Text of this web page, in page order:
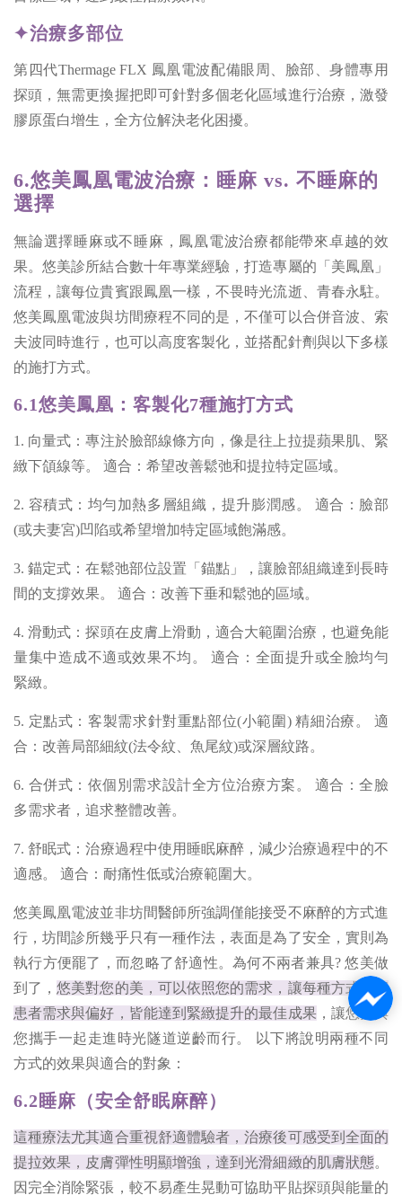
✦治療多部位
第四代Thermage FLX 鳳凰電波配備眼周、臉部、身體專用
探頭，無需更換握把即可針對多個老化區域進行治療，激發
膠原蛋白增生，全方位解決老化困擾。
6.悠美鳳凰電波治療：睡麻 vs. 不睡麻的
選擇
無論選擇睡麻或不睡麻，鳳凰電波治療都能帶來卓越的效
果。悠美診所結合數十年專業經驗，打造專屬的「美鳳凰」
流程，讓每位貴賓跟鳳凰一樣，不畏時光流逝、青春永駐。
悠美鳳凰電波與坊間療程不同的是，不僅可以合併音波、索
夫波同時進行，也可以高度客製化，並搭配針劑與以下多樣
的施打方式。
6.1悠美鳳凰：客製化7種施打方式
1. 向量式 ：專注於臉部線條方向，像是往上拉提蘋果肌、緊
緻下頜線等。 適合：希望改善鬆弛和提拉特定區域。
2. 容積式 ： 均勻加熱多層組織，提升膨潤感。 適合：臉部
(或夫妻宮)凹陷或希望增加特定區域飽滿感。
3. 錨定式 ：在鬆弛部位設置「錨點」，讓臉部組織達到長時
間的支撐效果。 適合：改善下垂和鬆弛的區域。
4. 滑動式 ：探頭在皮膚上滑動，適合大範圍治療，也避免能
量集中造成不適或效果不均。 適合：全面提升或全臉均勻
緊緻。
5. 定點式 ：客製需求針對重點部位(小範圍) 精細治療。 適
合：改善局部細紋(法令紋、魚尾紋)或深層紋路。
6. 合併式 ： 依個別需求設計全方位治療方案。 適合：全臉
多需求者，追求整體改善。
7. 舒眠式 ：治療過程中使用睡眠麻醉，減少治療過程中的不
適感。 適合：耐痛性低或治療範圍大。
悠美鳳凰電波並非坊間醫師所強調僅能接受不麻醉的方式進
行，坊間診所幾乎只有一種作法，表面是為了安全，實則為
執行方便罷了，而忽略了舒適性。為何不兩者兼具? 悠美做
到了，悠美對您的美，可以依照您的需求，讓每種方式根據
患者需求與偏好，皆能達到緊緻提升的最佳成果 ，讓悠美與
您攜手一起走進時光隧道逆齡而行。 以下將說明兩種不同
方式的效果與適合的對象：
6.2睡麻（安全舒眠麻醉）
這種療法尤其適合重視舒適體驗者，治療後可感受到全面的
提拉效果，皮膚彈性明顯增強，達到光滑細緻的肌膚狀態。
因完全消除緊張，較不易產生晃動可協助平貼探頭與能量的